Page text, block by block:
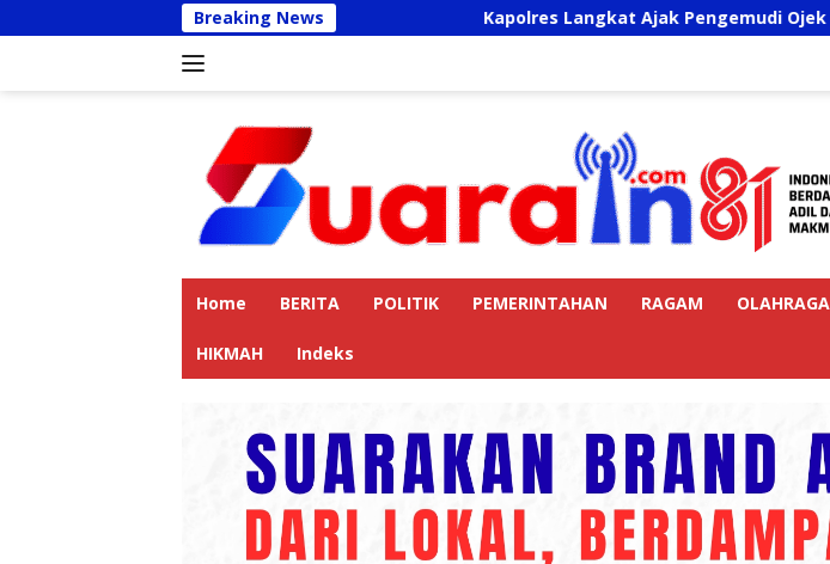
ke
Breaking News Kapolres Langkat Ajak Pengemudi Ojek Online
Home BERITA POLITIK PEMERINTAHAN RAGAM OLAHRAGA
HIKMAH Indeks